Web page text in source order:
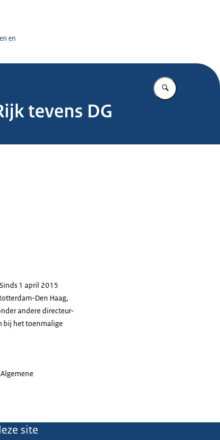
en
Vul in wat u
tevens DG
1 april 2015
Den Haag,
andere directeur-
bij het toenmalige
site